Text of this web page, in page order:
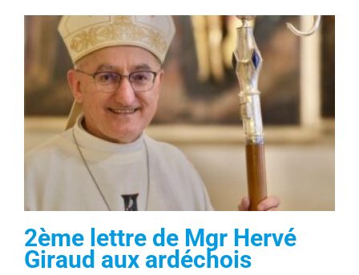
2ème lettre de Mgr Hervé
Giraud aux ardéchois